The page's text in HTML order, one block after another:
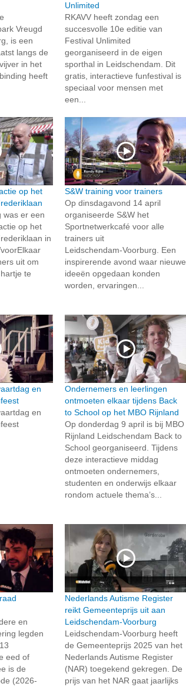
Vreugd
is een
langs de
in het
heeft
Unlimited
RKAVV heeft zondag een
succesvolle 10e editie van
Festival Unlimited
georganiseerd in de eigen
sporthal in Leidschendam. Dit
gratis, interactieve funfestival is
speciaal voor mensen met
een...
op het
was er een
op het
in
uit om
te
S&W training voor trainers
Op dinsdagavond 14 april
organiseerde S&W het
Sportnetwerkcafé voor alle
trainers uit
Leidschendam‑Voorburg. Een
inspirerende avond waar nieuwe
ideeën opgedaan konden
worden, ervaringen...
en
en
Ondernemers en leerlingen
ontmoeten elkaar tijdens Back
to School op het MBO Rijnland
Op donderdag 9 april is bij MBO
Rijnland Leidschendam Back to
School georganiseerd. Tijdens
deze interactieve middag
ontmoeten ondernemers,
studenten en onderwijs elkaar
rondom actuele thema’s...
en
legden
eed of
is de
(2026-
Nederlands Autisme Register
reikt Gemeenteprijs uit aan
Leidschendam-Voorburg
Leidschendam-Voorburg heeft
de Gemeenteprijs 2025 van het
Nederlands Autisme Register
(NAR) toegekend gekregen. De
prijs van het NAR gaat jaarlijks